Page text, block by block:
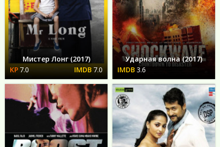
Мистер Лонг (2017)
7.0
7.0
Ударная волна (2017)
3.6